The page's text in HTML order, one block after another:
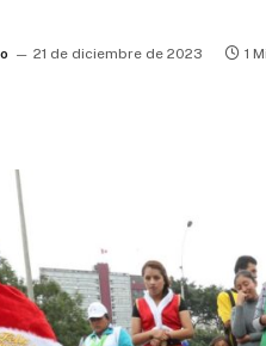
21 de diciembre de 2023 1